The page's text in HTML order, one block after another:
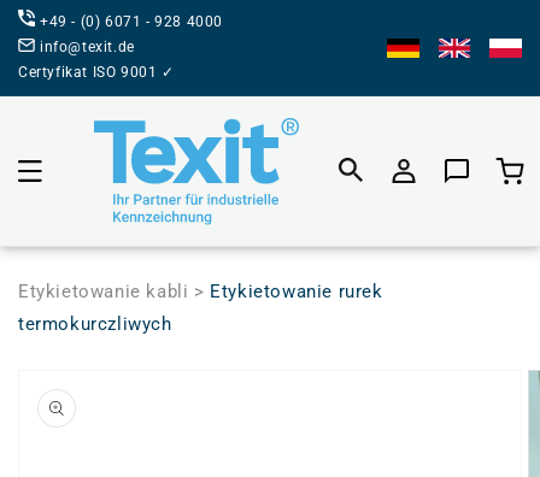
BEZPOŚREDNIO
DO TREŚCI
+49 - (0) 6071 - 928 4000
info@texit.de
Certyfikat ISO 9001 ✓
Koszyk
Etykietowanie kabli > Etykietowanie rurek
termokurczliwych
INFORMACJI
PRODUKCIE